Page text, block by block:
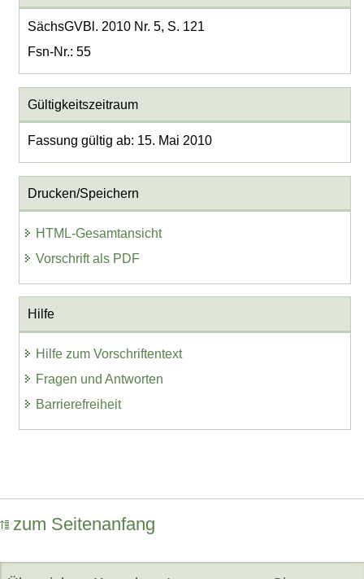
SächsGVBl. 2010 Nr. 5, S. 121
Fsn-Nr.: 55
Gültigkeitszeitraum
Fassung gültig ab: 15. Mai 2010
Drucken/Speichern
HTML-Gesamtansicht
Vorschrift als PDF
Hilfe
Hilfe zum Vorschriftentext
Fragen und Antworten
Barrierefreiheit
zum Seitenanfang